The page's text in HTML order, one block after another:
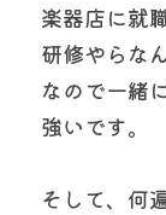
楽器店に就
研修やらな
なので一緒
強いです。
そして、何